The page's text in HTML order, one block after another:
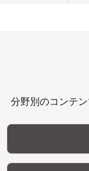
分野別のコンテ